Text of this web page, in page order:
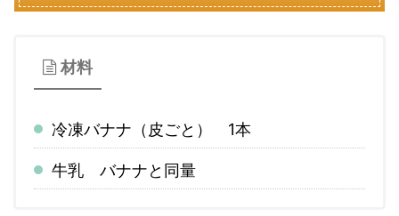
材料
冷凍バナナ（皮ごと） 1本
牛乳 バナナと同量